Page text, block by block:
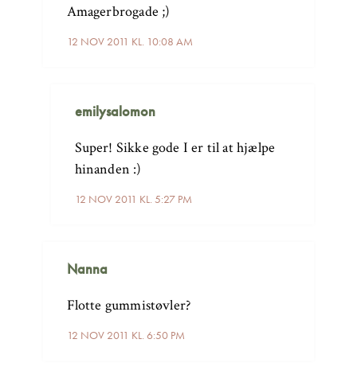
12 NOV 2011 KL. 10:08 AM
Amagerbrogade ;)
emilysalomon
12 NOV 2011 KL. 5:27 PM
Super! Sikke gode I er til at hjælpe
hinanden :)
Nanna
12 NOV 2011 KL. 6:50 PM
Flotte gummistøvler?